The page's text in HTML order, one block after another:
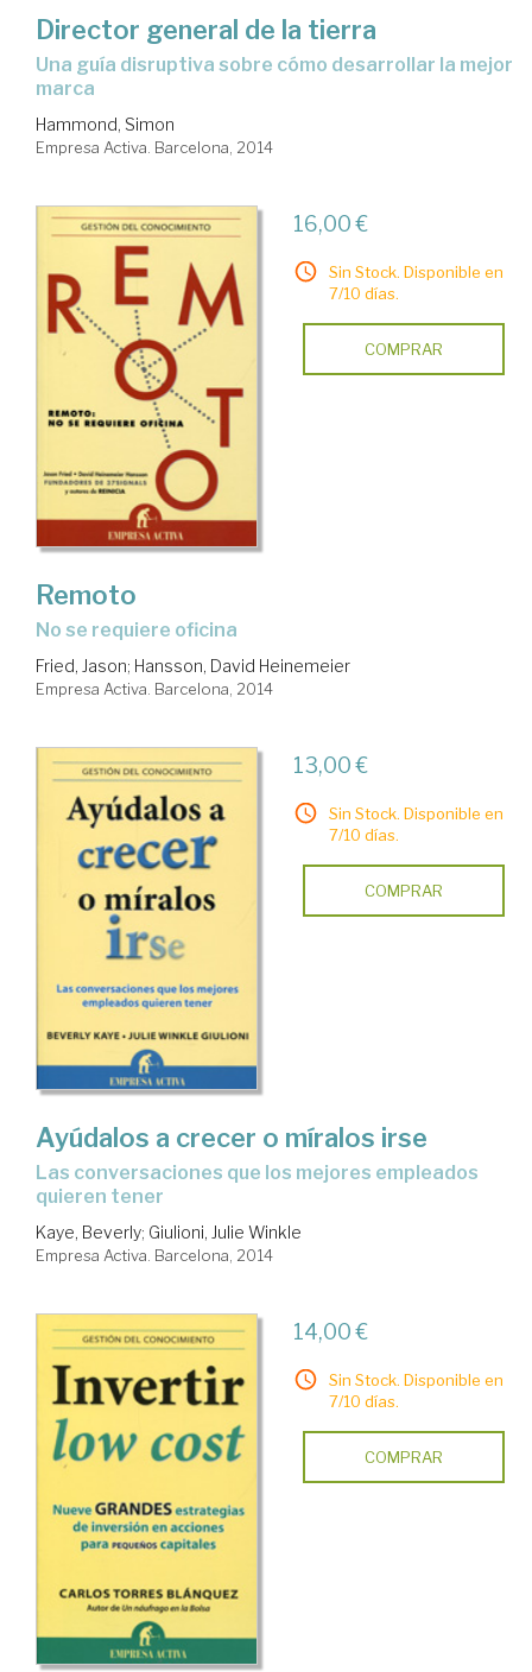
Director general de la tierra
una guía disruptiva sobre cómo desarrollar la mejor
marca
Hammond, Simon
Empresa Activa. Barcelona, 2014
16,00 €
Sin Stock. Disponible en
7/10 días.
COMPRAR
Remoto
no se requiere oficina
Fried, Jason; Hansson, David Heinemeier
Empresa Activa. Barcelona, 2014
13,00 €
Sin Stock. Disponible en
7/10 días.
COMPRAR
Ayúdalos a crecer o míralos irse
las conversaciones que los mejores empleados
quieren tener
Kaye, Beverly; Giulioni, Julie Winkle
Empresa Activa. Barcelona, 2014
14,00 €
Sin Stock. Disponible en
7/10 días.
COMPRAR